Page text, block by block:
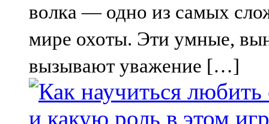
волка — одно из самых
мире охоты. Эти умные,
вызывают уважение […]